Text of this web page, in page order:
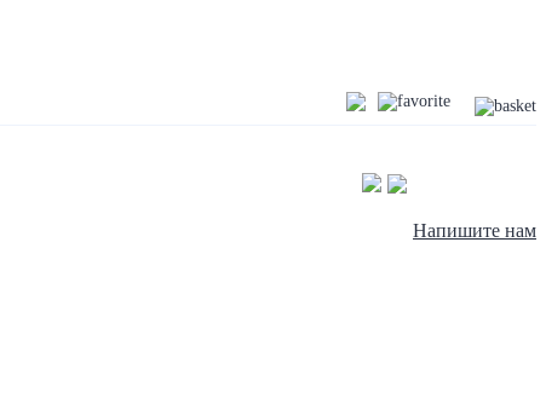
Напишите нам